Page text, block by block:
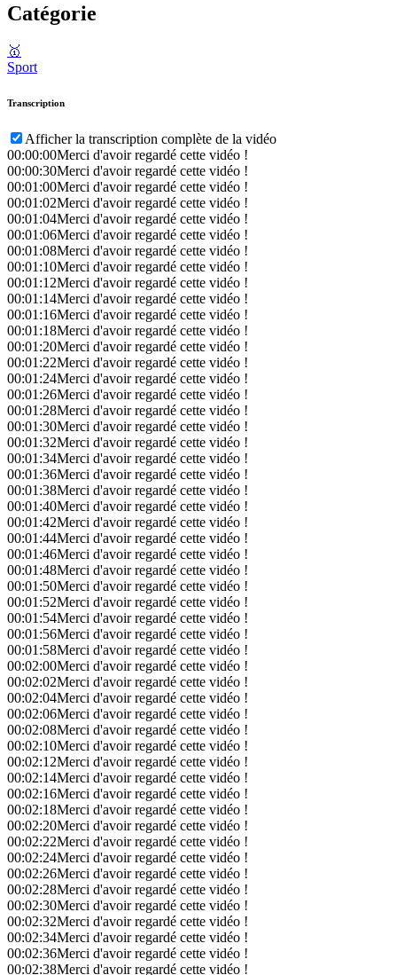
Catégorie
🥇
Sport
Transcription
Afficher la transcription complète de la vidéo
00:00:00Merci d'avoir regardé cette vidéo !
00:00:30Merci d'avoir regardé cette vidéo !
00:01:00Merci d'avoir regardé cette vidéo !
00:01:02Merci d'avoir regardé cette vidéo !
00:01:04Merci d'avoir regardé cette vidéo !
00:01:06Merci d'avoir regardé cette vidéo !
00:01:08Merci d'avoir regardé cette vidéo !
00:01:10Merci d'avoir regardé cette vidéo !
00:01:12Merci d'avoir regardé cette vidéo !
00:01:14Merci d'avoir regardé cette vidéo !
00:01:16Merci d'avoir regardé cette vidéo !
00:01:18Merci d'avoir regardé cette vidéo !
00:01:20Merci d'avoir regardé cette vidéo !
00:01:22Merci d'avoir regardé cette vidéo !
00:01:24Merci d'avoir regardé cette vidéo !
00:01:26Merci d'avoir regardé cette vidéo !
00:01:28Merci d'avoir regardé cette vidéo !
00:01:30Merci d'avoir regardé cette vidéo !
00:01:32Merci d'avoir regardé cette vidéo !
00:01:34Merci d'avoir regardé cette vidéo !
00:01:36Merci d'avoir regardé cette vidéo !
00:01:38Merci d'avoir regardé cette vidéo !
00:01:40Merci d'avoir regardé cette vidéo !
00:01:42Merci d'avoir regardé cette vidéo !
00:01:44Merci d'avoir regardé cette vidéo !
00:01:46Merci d'avoir regardé cette vidéo !
00:01:48Merci d'avoir regardé cette vidéo !
00:01:50Merci d'avoir regardé cette vidéo !
00:01:52Merci d'avoir regardé cette vidéo !
00:01:54Merci d'avoir regardé cette vidéo !
00:01:56Merci d'avoir regardé cette vidéo !
00:01:58Merci d'avoir regardé cette vidéo !
00:02:00Merci d'avoir regardé cette vidéo !
00:02:02Merci d'avoir regardé cette vidéo !
00:02:04Merci d'avoir regardé cette vidéo !
00:02:06Merci d'avoir regardé cette vidéo !
00:02:08Merci d'avoir regardé cette vidéo !
00:02:10Merci d'avoir regardé cette vidéo !
00:02:12Merci d'avoir regardé cette vidéo !
00:02:14Merci d'avoir regardé cette vidéo !
00:02:16Merci d'avoir regardé cette vidéo !
00:02:18Merci d'avoir regardé cette vidéo !
00:02:20Merci d'avoir regardé cette vidéo !
00:02:22Merci d'avoir regardé cette vidéo !
00:02:24Merci d'avoir regardé cette vidéo !
00:02:26Merci d'avoir regardé cette vidéo !
00:02:28Merci d'avoir regardé cette vidéo !
00:02:30Merci d'avoir regardé cette vidéo !
00:02:32Merci d'avoir regardé cette vidéo !
00:02:34Merci d'avoir regardé cette vidéo !
00:02:36Merci d'avoir regardé cette vidéo !
00:02:38Merci d'avoir regardé cette vidéo !